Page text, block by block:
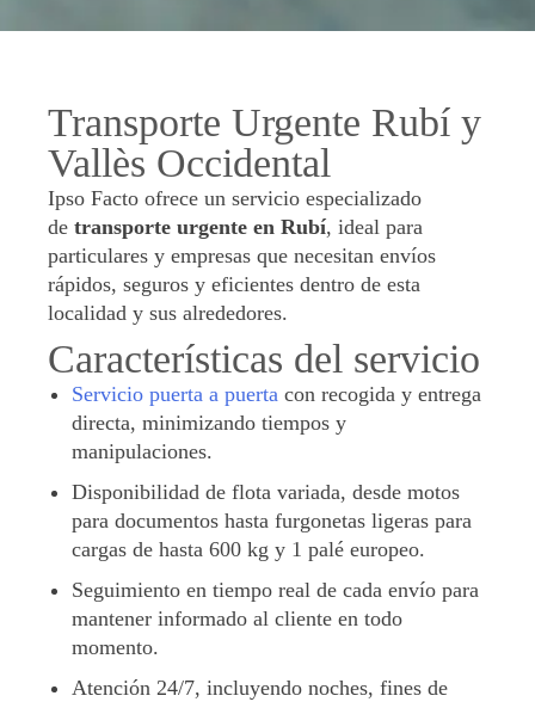
Transporte Urgente Rubí y
Vallès Occidental
Ipso Facto ofrece un servicio especializado
de transporte urgente en Rubí, ideal para
particulares y empresas que necesitan envíos
rápidos, seguros y eficientes dentro de esta
localidad y sus alrededores.
Características del servicio
Servicio puerta a puerta con recogida y entrega
directa, minimizando tiempos y
manipulaciones.
Disponibilidad de flota variada, desde motos
para documentos hasta furgonetas ligeras para
cargas de hasta 600 kg y 1 palé europeo.
Seguimiento en tiempo real de cada envío para
mantener informado al cliente en todo
momento.
Atención 24/7, incluyendo noches, fines de